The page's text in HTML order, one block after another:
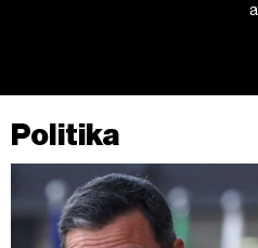
a
Politika